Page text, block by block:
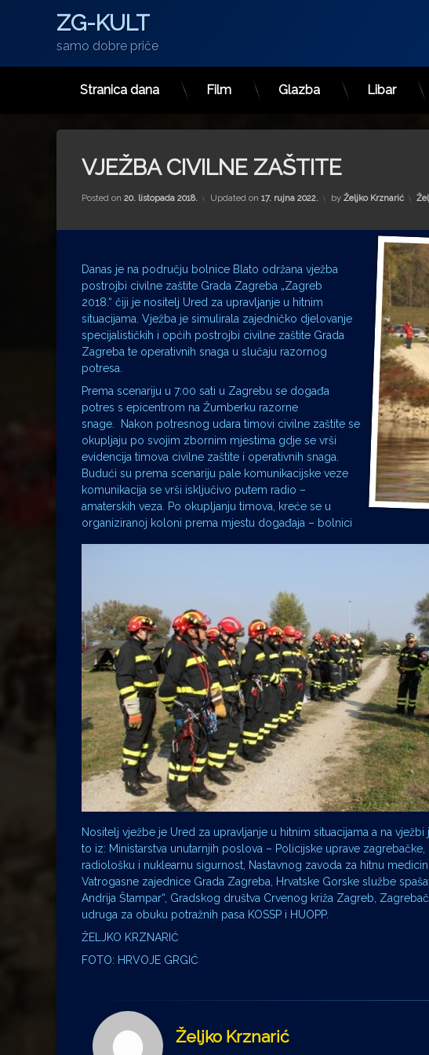
ZG-KULT
samo dobre priče
Stranica dana Film Glazba Libar
VJEŽBA CIVILNE ZAŠTITE
Posted on 20. listopada 2018. Updated on 17. rujna 2022. by Željko Krznarić
Danas je na području bolnice Blato održana vježba
postrojbi civilne zaštite Grada Zagreba „Zagreb
2018.“ čiji je nositelj Ured za upravljanje u hitnim
situacijama. Vježba je simulirala zajedničko djelovanje
specijalističkih i općih postrojbi civilne zaštite Grada
Zagreba te operativnih snaga u slučaju razornog
potresa.
Prema scenariju u 7:00 sati u Zagrebu se događa
potres s epicentrom na Žumberku razorne
snage. Nakon potresnog udara timovi civilne zaštite se
okupljaju po svojim zbornim mjestima gdje se vrši
evidencija timova civilne zaštite i operativnih snaga.
Budući su prema scenariju pale komunikacijske veze
komunikacija se vrši isključivo putem radio –
amaterskih veza. Po okupljanju timova, kreće se u
organiziranoj koloni prema mjestu događaja – bolnici
Nositelj vježbe je Ured za upravljanje u hitnim situacijama a na
to iz: Ministarstva unutarnjih poslova – Policijske uprave
radiološku i nuklearnu sigurnost, Nastavnog zavoda za hitnu
Vatrogasne zajednice Grada Zagreba, Hrvatske Gorske službe
Andrija Štampar“, Gradskog društva Crvenog križa Zagreb,
udruga za obuku potražnih pasa KOSSP i HUOPP.
ŽELJKO KRZNARIĆ
FOTO: HRVOJE GRGIĆ
Željko Krznarić